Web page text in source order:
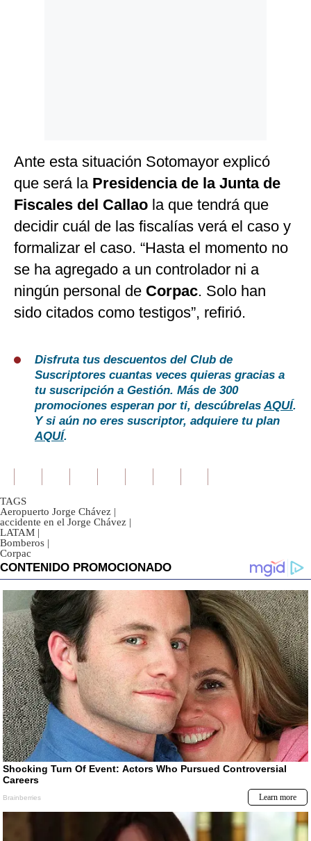
Ante esta situación Sotomayor explicó
que será la Presidencia de la Junta de
Fiscales del Callao la que tendrá que
decidir cuál de las fiscalías verá el caso y
formalizar el caso. “Hasta el momento no
se ha agregado a un controlador ni a
ningún personal de Corpac. Solo han
sido citados como testigos”, refirió.
Disfruta tus descuentos del Club de
Suscriptores cuantas veces quieras gracias a
tu suscripción a Gestión. Más de 300
promociones esperan por ti, descúbrelasAQUÍ.
Y si aún no eres suscriptor, adquiere tu plan
AQUÍ.
TAGS
Aeropuerto Jorge Chávez |
accidente en el Jorge Chávez |
LATAM |
Bomberos |
Corpac